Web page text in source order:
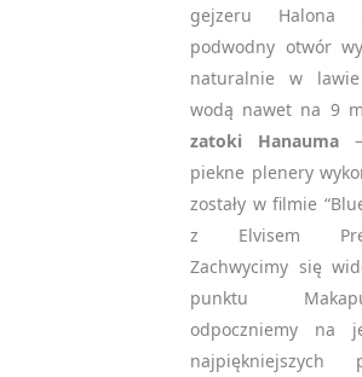
gejzeru Halona
podwodny otwór
naturalnie w
wodą nawet na 9
zatoki Hanauma
piekne plenery
zostały w filmie
z Elvisem
Zachwycimy się
punktu
odpoczniemy na